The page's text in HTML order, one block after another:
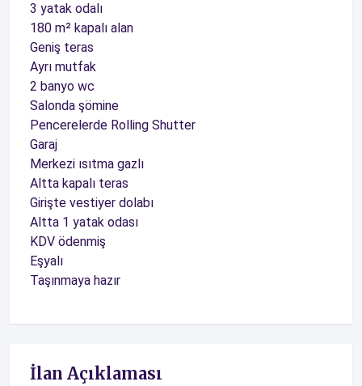
3 yatak odalı
180 m² kapalı alan
Geniş teras
Ayrı mutfak
2 banyo wc
Salonda şömine
Pencerelerde Rolling Shutter
Garaj
Merkezi ısıtma gazlı
Altta kapalı teras
Girişte vestiyer dolabı
Altta 1 yatak odası
KDV ödenmiş
Eşyalı
Taşınmaya hazır
İlan Açıklaması